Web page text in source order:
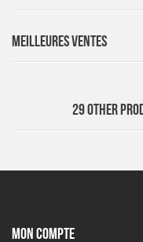
MEILLEURES VENTES
29 OTHER
MON COMPTE